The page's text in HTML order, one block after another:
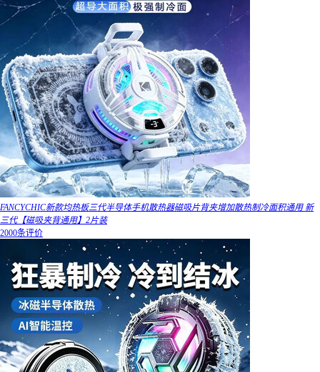
FANCYCHIC新款均热板三代半导体手机散热器磁吸片背夹增加散热制冷面积通用 新
三代【磁吸夹背通用】2片装
2000条评价